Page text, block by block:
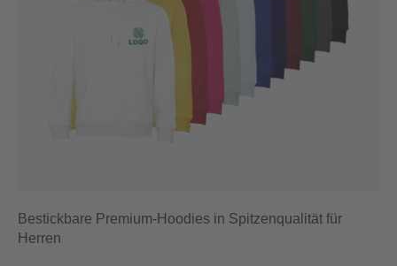
Bestickbare Premium-Hoodies in Spitzenqualität für
Herren